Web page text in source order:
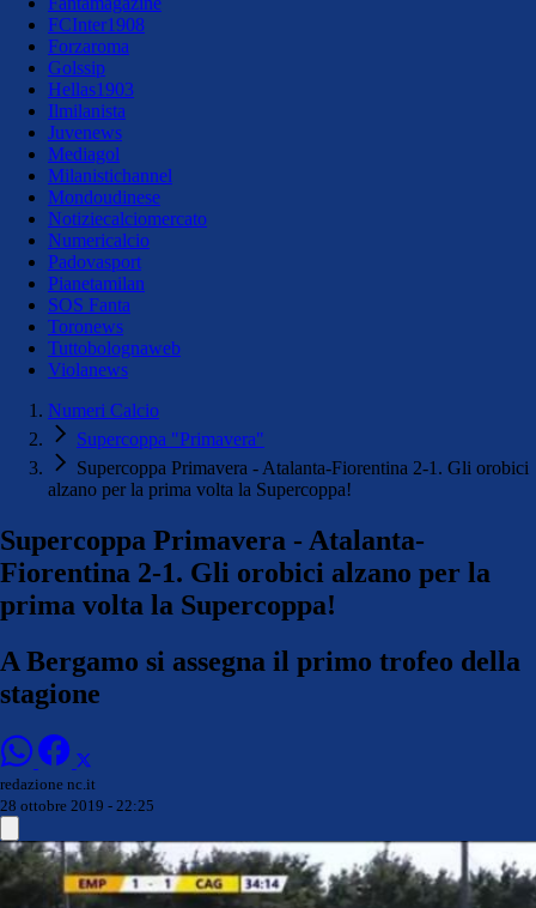
FCInter1908
Forzaroma
Golssip
Hellas1903
Ilmilanista
Juvenews
Mediagol
Milanistichannel
Mondoudinese
Notiziecalciomercato
Numericalcio
Padovasport
Pianetamilan
SOS Fanta
Toronews
Tuttobolognaweb
Violanews
Numeri Calcio
Supercoppa "Primavera"
Supercoppa Primavera - Atalanta-Fiorentina 2-1. Gli orobici
alzano per la prima volta la Supercoppa!
Supercoppa Primavera - Atalanta-
Fiorentina 2-1. Gli orobici alzano per la
prima volta la Supercoppa!
A Bergamo si assegna il primo trofeo della
stagione
redazione nc.it
28 ottobre 2019 - 22:25